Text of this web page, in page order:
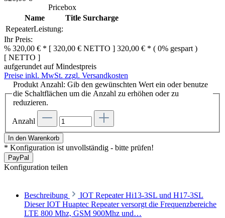
Pricebox
Name
Title Surcharge
RepeaterLeistung:
Ihr Preis:
% 320,00 € * [ 320,00 € NETTO ] 320,00 € * ( 0% gespart )
[ NETTO ]
aufgerundet auf Mindestpreis
Preise inkl. MwSt. zzgl. Versandkosten
Produkt Anzahl: Gib den gewünschten Wert ein oder benutze
die Schaltflächen um die Anzahl zu erhöhen oder zu
reduzieren.
Anzahl
In den Warenkorb
* Konfiguration ist unvollständig - bitte prüfen!
PayPal
Konfiguration teilen
Beschreibung
IOT Repeater Hi13-3SL und H17-3SL
Dieser IOT Huaptec Repeater versorgt die Frequenzbereiche
LTE 800 Mhz, GSM 900Mhz und…